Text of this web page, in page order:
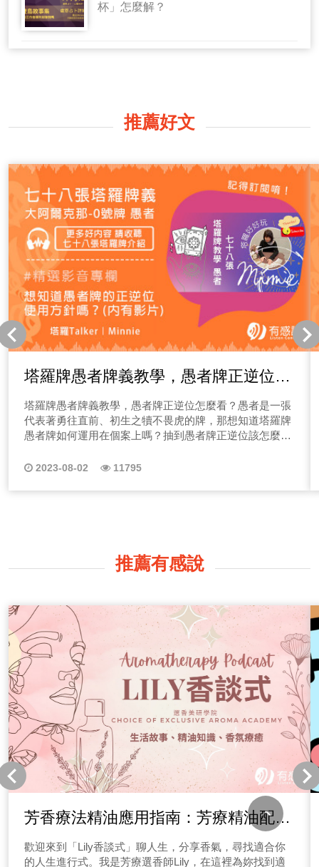
杯」怎麼解？
推薦好文
塔羅牌愚者牌義教學，愚者牌正逆位怎
麼看？
塔羅牌愚者牌義教學，愚者牌正逆位怎麼看？愚者是一張
代表著勇往直前、初生之犢不畏虎的牌，那想知道塔羅牌
愚者牌如何運用在個案上嗎？抽到愚者牌正逆位該怎麼看
2023-08-02 11795
推薦有感說
芳香療法精油應用指南：芳療精油配方
介紹與使用建議
歡迎來到「Lily香談式」聊人生，分享香氣，尋找適合你
的人生進行式。我是芳療選香師Lily，在這裡為妳找到適